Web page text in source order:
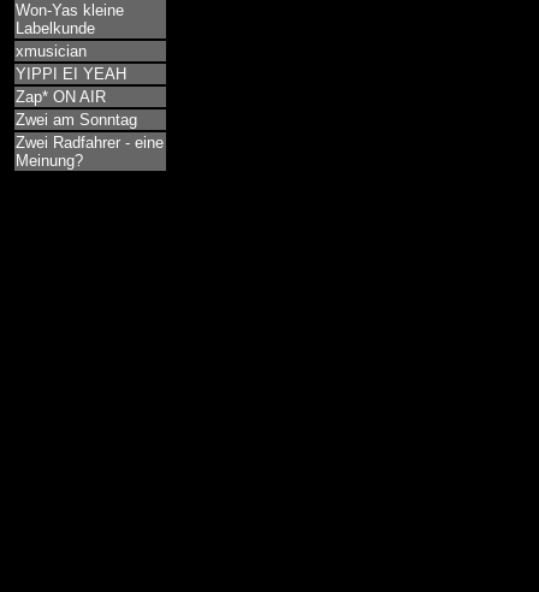
Won-Yas kleine
Labelkunde
xmusician
YIPPI EI YEAH
Zap* ON AIR
Zwei am Sonntag
Zwei Radfahrer - eine
Meinung?